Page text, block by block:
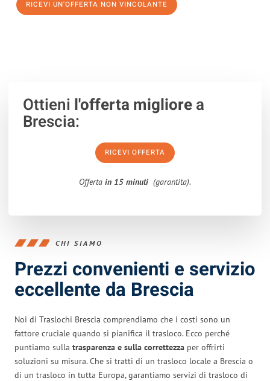
RICEVI UN'OFFERTA NON VINCOLANTE
Ottieni l'offerta migliorea
Brescia:
RICEVI OFFERTA
Offerta in 15 minuti (garantita).
CHI SIAMO
Prezzi convenienti e servizio
eccellente da Brescia
Noi di Traslochi Brescia comprendiamo che i costi sono un
fattore cruciale quando si pianifica il trasloco. Ecco perché
puntiamo sulla trasparenza e sulla correttezza per offrirti
soluzioni su misura. Che si tratti di un trasloco locale a Brescia o
di un trasloco in tutta Europa, garantiamo servizi di trasloco di